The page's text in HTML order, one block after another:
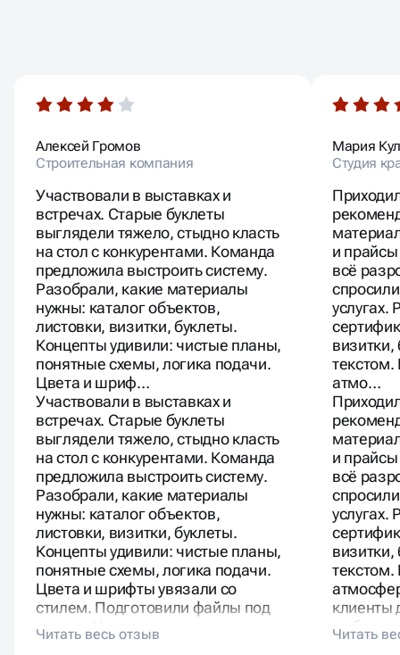
Алексей Громов
Строительная компания
Участвовали в выставках и
встречах. Старые буклеты
выглядели тяжело, стыдно класть
на стол с конкурентами. Команда
предложила выстроить систему.
Разобрали, какие материалы
нужны: каталог объектов,
листовки, визитки, буклеты.
Концепты удивили: чистые планы,
понятные схемы, логика подачи.
Цвета и шриф…
Участвовали в выставках и
встречах. Старые буклеты
выглядели тяжело, стыдно класть
на стол с конкурентами. Команда
предложила выстроить систему.
Разобрали, какие материалы
нужны: каталог объектов,
листовки, визитки, буклеты.
Концепты удивили: чистые планы,
понятные схемы, логика подачи.
Цвета и шрифты увязали со
стилем. Подготовили файлы под
печать. На выставке люди
забирали каталоги «внахват».
Мария
Студия
и
всё
услугах.
визитки,
атмо…
и
всё
услугах.
визитки,
клиенты
частью